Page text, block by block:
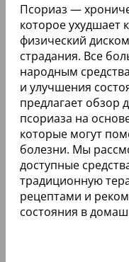
Псориаз —
которое ухудшает
физический
страдания. Все
народным
и улучшения
предлагает обзор
псориаза на
которые могут
болезни. Мы
доступные
традиционную
рецептами и
состояния в